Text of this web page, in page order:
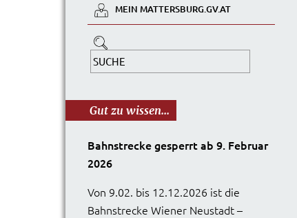
MEIN MATTERSBURG.GV.AT
Gut zu wissen...
Bahnstrecke gesperrt ab 9. Februar
2026
Von 9.02. bis 12.12.2026 ist die
Bahnstrecke Wiener Neustadt –